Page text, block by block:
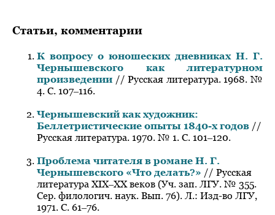
Статьи, комментарии
К вопросу о юношеских дневниках Н. Г.
Чернышевского как литературном
произведении // Русская литература. 1968. №
4. С. 107‒116.
Чернышевский как художник:
Беллетристические опыты 1840-х годов //
Русская литература. 1970. № 1. С. 101‒120.
Проблема читателя в романе Н. Г.
Чернышевского «Что делать?» // Русская
литература XIX‒XX веков (Уч. зап. ЛГУ. № 355.
Сер. филологич. наук. Вып. 76). Л.: Изд-во ЛГУ,
1971. С. 61‒76.